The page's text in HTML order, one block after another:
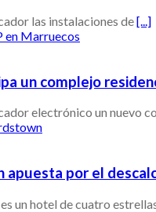
las instalaciones de[...]
un complejo
electrónico un nuevo
apuesta por el
un hotel de cuatro